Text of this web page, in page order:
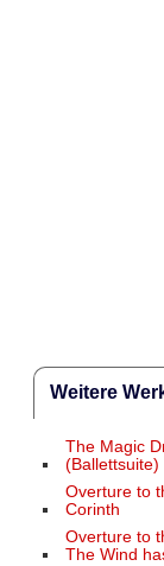
Weitere
The Magic
(Ballettsuite)
Overture to
Corinth
Overture to
The Wind